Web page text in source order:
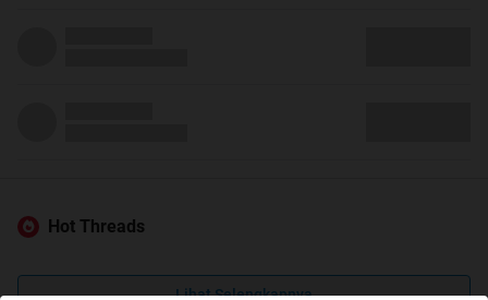
Hot Threads
Lihat Selengkapnya